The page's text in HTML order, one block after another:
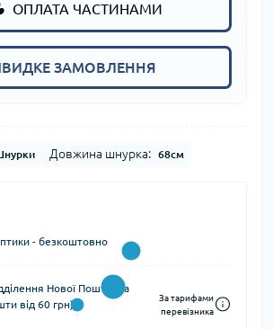
ОПЛАТА ЧАСТИНАМИ
ЗАМОВЛЕННЯ
Довжина шнурка: 68см
- безкоштовно
Нової Пошти (за
від 60 грн)
За тарифами
перевізника